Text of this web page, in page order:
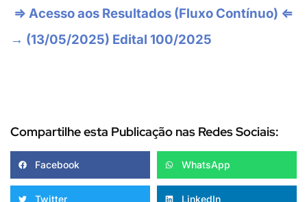
⇒ Acesso aos Resultados (Fluxo Contínuo) ⇐
→ (13/05/2025) Edital 100/2025
Compartilhe esta Publicação nas Redes Sociais:
Facebook WhatsApp
Twitter LinkedIn